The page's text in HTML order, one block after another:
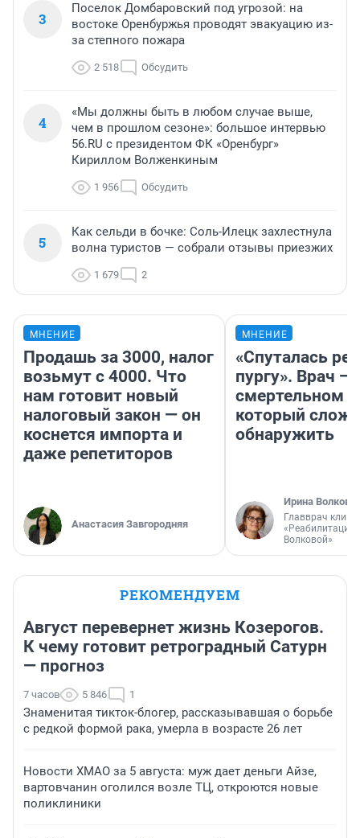
3
Поселок Домбаровский под угрозой: на
востоке Оренбуржья проводят эвакуацию из-
за степного пожара
2 518 Обсудить
4
«Мы должны быть в любом случае выше,
чем в прошлом сезоне»: большое интервью
56.RU с президентом ФК «Оренбург»
Кириллом Волженкиным
1 956 Обсудить
5
Как сельди в бочке: Соль-Илецк захлестнула
волна туристов — собрали отзывы приезжих
1 679 2
МНЕНИЕ
Продашь за 3000, налог
возьмут с 4000. Что
нам готовит новый
налоговый закон — он
коснется импорта и
даже репетиторов
Анастасия Завгородняя
МНЕНИЕ
«Спуталась
пургу». Врач —
смертельном
который
обнаружить
Ирина Волкова
Главврач
«Реабилитация
Волковой»
РЕКОМЕНДУЕМ
Август перевернет жизнь Козерогов.
К чему готовит ретроградный Сатурн
— прогноз
7 часов 5 846 1
Знаменитая тикток-блогер, рассказывавшая о борьбе
с редкой формой рака, умерла в возрасте 26 лет
Новости ХМАО за 5 августа: муж дает деньги Айзе,
вартовчанин оголился возле ТЦ, откроются новые
поликлиники